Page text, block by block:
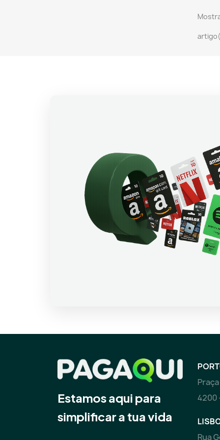
Estamos aqui para
simplificar a tua vida
4200
Rua